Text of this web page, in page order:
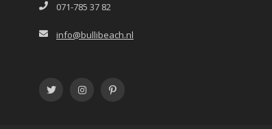
071-785 37 82
info@bullibeach.nl